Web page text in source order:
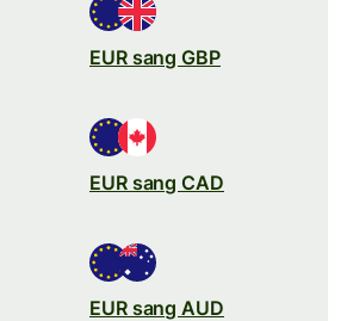
EUR sang GBP
EUR sang CAD
EUR sang AUD